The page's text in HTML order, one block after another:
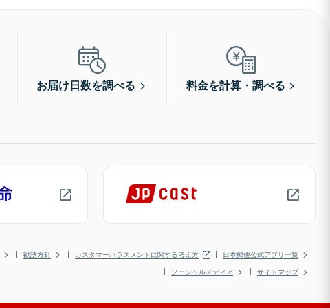
お届け日数を調べる 料金を計算・調べる
勧誘方針 カスタマーハラスメントに関する考え方
日本郵便公式アプリ一覧
ソーシャルメディア
サイトマップ